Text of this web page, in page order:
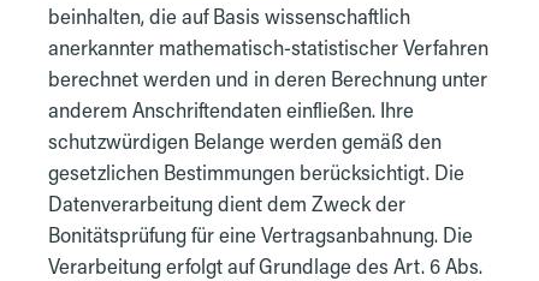
beinhalten, die auf Basis wissenschaftlich
anerkannter mathematisch-statistischer Verfahren
berechnet werden und in deren Berechnung unter
anderem Anschriftendaten einfließen. Ihre
schutzwürdigen Belange werden gemäß den
gesetzlichen Bestimmungen berücksichtigt. Die
Datenverarbeitung dient dem Zweck der
Bonitätsprüfung für eine Vertragsanbahnung. Die
Verarbeitung erfolgt auf Grundlage des Art. 6 Abs.